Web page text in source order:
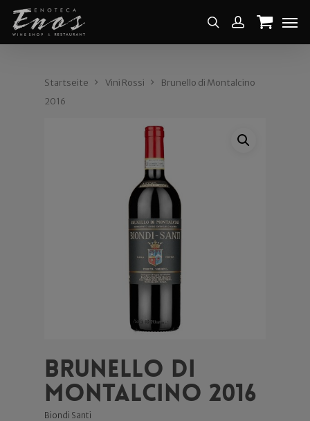
Startseite Vini Rossi
Brunello di Montalcino
2016
Brunello di
Montalcino 2016
Biondi Santi